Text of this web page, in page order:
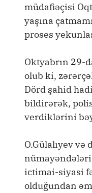
müdafiəçisi
yaşına
proses
Oktyabrın 29-
olub ki,
Dörd şahid
bildirərək,
verdiklərini
O.Gülalıyev
ictimai-siyasi
olduğundan